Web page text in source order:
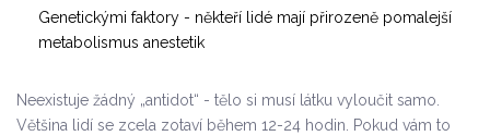
Genetickými faktory - někteří lidé mají přirozeně pomalejší
metabolismus anestetik
Neexistuje žádný „antidot“ - tělo si musí látku vyloučit samo.
Většina lidí se zcela zotaví během 12-24 hodin. Pokud vám to